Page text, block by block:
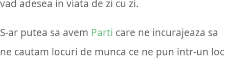
vad adesea in viata de zi cu zi.
S-ar putea sa avem Parti care ne incurajeaza sa
ne cautam locuri de munca ce ne pun intr-un loc